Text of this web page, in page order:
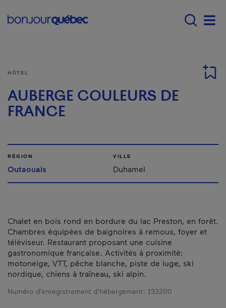
Main navigation -
HÔTEL
AUBERGE COULEURS DE
FRANCE
RÉGION
Outaouais
VILLE
Duhamel
Chalet en bois rond en bordure du lac Preston, en forêt.
Chambres équipées de baignoires à remous, foyer et
téléviseur. Restaurant proposant une cuisine
gastronomique française. Activités à proximité:
motoneige, VTT, pêche blanche, piste de luge, ski
nordique, chiens à traîneau, ski alpin.
Numéro d’enregistrement d’hébergement : 193200